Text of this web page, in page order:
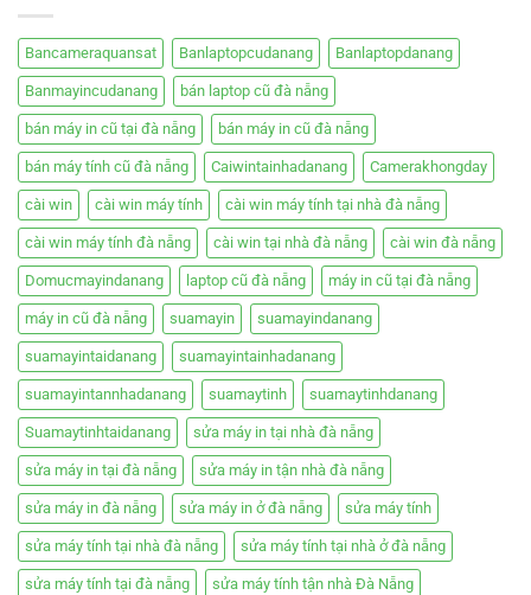
Bancameraquansat Banlaptopcudanang Banlaptopdanang
Banmayincudanang bán laptop cũ đà nẵng
bán máy in cũ tại đà nẵng bán máy in cũ đà nẵng
bán máy tính cũ đà nẵng Caiwintainhadanang Camerakhongday
cài win cài win máy tính cài win máy tính tại nhà đà nẵng
cài win máy tính đà nẵng cài win tại nhà đà nẵng cài win đà nẵng
Domucmayindanang laptop cũ đà nẵng máy in cũ tại đà nẵng
máy in cũ đà nẵng suamayin suamayindanang
suamayintaidanang suamayintainhadanang
suamayintannhadanang suamaytinh suamaytinhdanang
Suamaytinhtaidanang sửa máy in tại nhà đà nẵng
sửa máy in tại đà nẵng sửa máy in tận nhà đà nẵng
sửa máy in đà nẵng sửa máy in ở đà nẵng sửa máy tính
sửa máy tính tại nhà đà nẵng sửa máy tính tại nhà ở đà nẵng
sửa máy tính tại đà nẵng sửa máy tính tận nhà Đà Nẵng